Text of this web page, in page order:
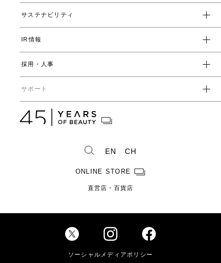
数字で見るヤーマン
受賞一覧
直営店・百貨店
ヤーマンの技術
開発ストーリー
サステナビリティ
環境
社会
IR情報
経営方針
コーポレートガバナンス
ディスクロージャーポリシー
IRライブラリ一覧
株式情報
株式概要
Investor Relations
採用・人事
人事からのメッセージ
数字で見るヤーマン
製品ができるまで
サポート
カタログ・取扱説明書
EN CH
ONLINE STORE
直営店・百貨店
ソーシャルメディアポリシー